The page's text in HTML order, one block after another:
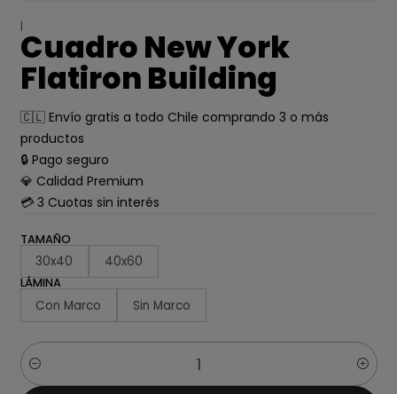
|
Cuadro New York
Flatiron Building
🇨🇱 Envío gratis a todo Chile comprando 3 o más
productos
🔒 Pago seguro
💎 Calidad Premium
💳 3 Cuotas sin interés
TAMAÑO
30x40 40x60
LÁMINA
Con Marco Sin Marco
Cantidad